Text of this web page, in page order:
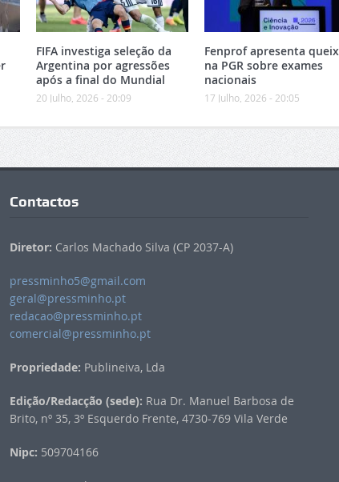
FIFA investiga seleção da
Argentina por agressões
após a final do Mundial
20 Julho, 2026 - 20:09
Fenprof apresenta
na PGR sobre exames
nacionais
17 Julho, 2026 - 20:05
Contactos
Diretor: Carlos Machado Silva (CP 2037-A)
pressminho5@gmail.com
geral@pressminho.pt
redacao@pressminho.pt
comercial@pressminho.pt
Propriedade: Publineiva, Lda
Edição/Redacção (sede): Rua Dr. Manuel Barbosa de
Brito, nº 35, 3º Esquerdo Frente, 4730-769 Vila Verde
Nipc: 509704166